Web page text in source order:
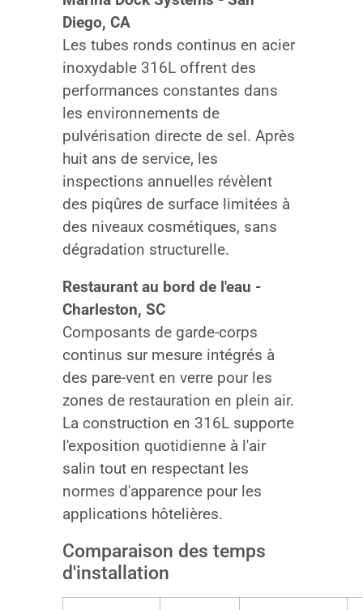
Diego, CA
Les tubes ronds continus en acier
inoxydable 316L offrent des
performances constantes dans
les environnements de
pulvérisation directe de sel. Après
huit ans de service, les
inspections annuelles révèlent
des piqûres de surface limitées à
des niveaux cosmétiques, sans
dégradation structurelle.
Restaurant au bord de l'eau -
Charleston, SC
Composants de garde-corps
continus sur mesure intégrés à
des pare-vent en verre pour les
zones de restauration en plein air.
La construction en 316L supporte
l'exposition quotidienne à l'air
salin tout en respectant les
normes d'apparence pour les
applications hôtelières.
Comparaison des temps
d'installation